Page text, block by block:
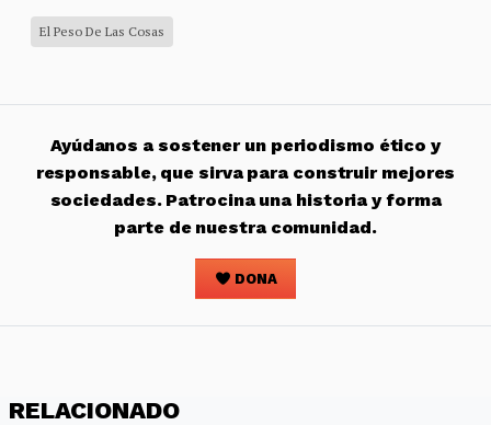
El Peso De Las Cosas
Ayúdanos a sostener un periodismo ético y
responsable, que sirva para construir mejores
sociedades. Patrocina una historia y forma
parte de nuestra comunidad.
DONA
RELACIONADO